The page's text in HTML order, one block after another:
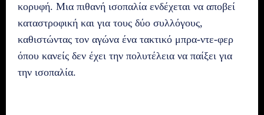
κορυφή. Μια πιθανή ισοπαλία ενδέχεται να αποβεί
καταστροφική και για τους δύο συλλόγους,
καθιστώντας τον αγώνα ένα τακτικό μπρα-ντε-φερ
όπου κανείς δεν έχει την πολυτέλεια να παίξει για
την ισοπαλία.